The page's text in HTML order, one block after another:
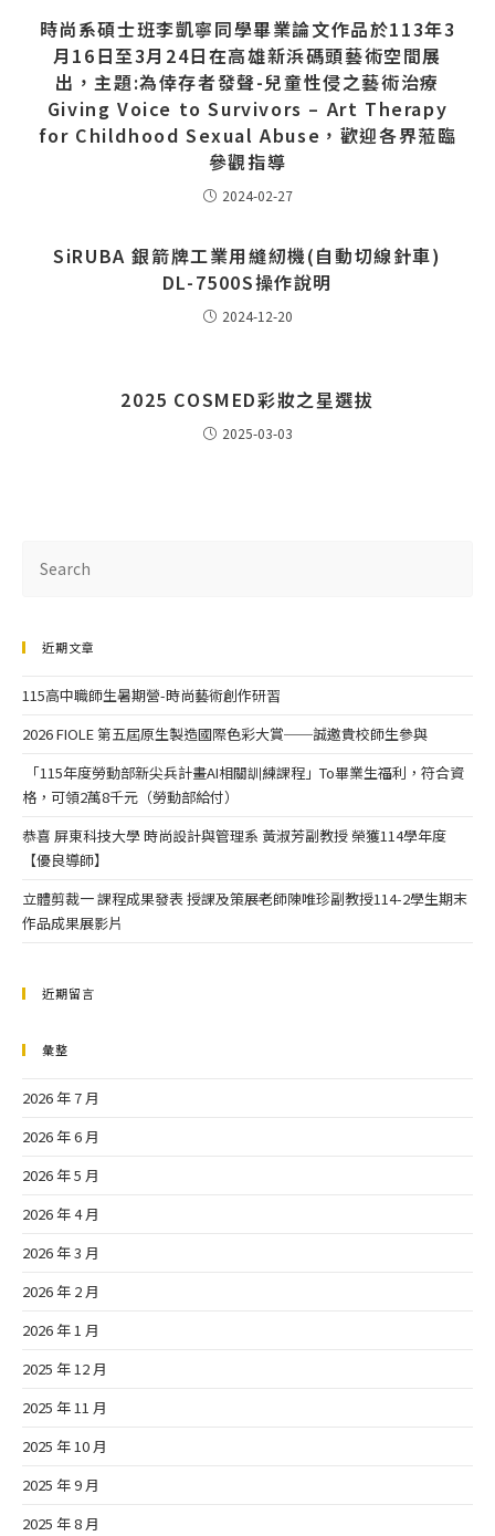
時尚系碩士班李凱寧同學畢業論文作品於113年3
月16日至3月24日在高雄新浜碼頭藝術空間展
出，主題:為倖存者發聲-兒童性侵之藝術治療
Giving Voice to Survivors – Art Therapy
for Childhood Sexual Abuse，歡迎各界蒞臨
參觀指導
2024-02-27
SiRUBA 銀箭牌工業用縫紉機(自動切線針車)
DL-7500S操作說明
2024-12-20
2025 COSMED彩妝之星選拔
2025-03-03
近期文章
115高中職師生暑期營-時尚藝術創作研習
2026 FIOLE 第五屆原生製造國際色彩大賞──誠邀貴校師生參與
「115年度勞動部新尖兵計畫AI相關訓練課程」To畢業生福利，符合資
格，可領2萬8千元（勞動部給付）
恭喜 屏東科技大學 時尚設計與管理系 黃淑芳副教授 榮獲114學年度
【優良導師】
立體剪裁一 課程成果發表 授課及策展老師陳唯珍副教授114-2學生期末
作品成果展影片
近期留言
彙整
2026 年 7 月
2026 年 6 月
2026 年 5 月
2026 年 4 月
2026 年 3 月
2026 年 2 月
2026 年 1 月
2025 年 12 月
2025 年 11 月
2025 年 10 月
2025 年 9 月
2025 年 8 月